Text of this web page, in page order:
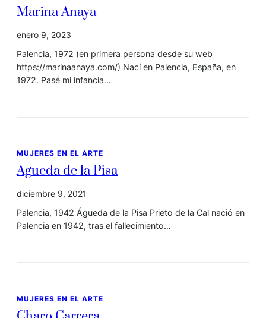
Marina Anaya
enero 9, 2023
Palencia, 1972 (en primera persona desde su web
https://marinaanaya.com/) Nací en Palencia, España, en
1972. Pasé mi infancia…
MUJERES EN EL ARTE
Agueda de la Pisa
diciembre 9, 2021
Palencia, 1942 Águeda de la Pisa Prieto de la Cal nació en
Palencia en 1942, tras el fallecimiento…
MUJERES EN EL ARTE